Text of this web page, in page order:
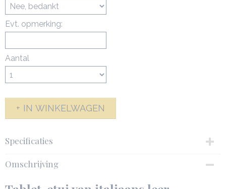
Evt. opmerking:
Aantal
IN WINKELWAGEN
Specificaties
Productcode
142593-6862
Omschrijving